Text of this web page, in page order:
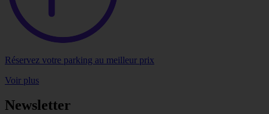
Réservez votre parking au meilleur prix
Voir plus
Newsletter